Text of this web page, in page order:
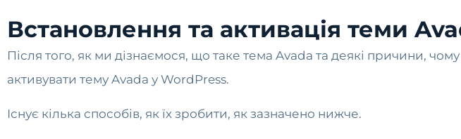
Встановлення та активація теми
Після того, як ми дізнаємося, що таке тема Avada та деякі причини,
активувати тему Avada у WordPress.
Існує кілька способів, як їх зробити, як зазначено нижче.